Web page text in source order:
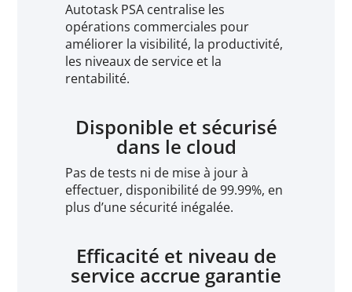
Autotask PSA centralise les
opérations commerciales pour
améliorer la visibilité, la productivité,
les niveaux de service et la
rentabilité.
Disponible et sécurisé
dans le cloud
Pas de tests ni de mise à jour à
effectuer, disponibilité de 99.99%, en
plus d’une sécurité inégalée.
Efficacité et niveau de
service accrue garantie